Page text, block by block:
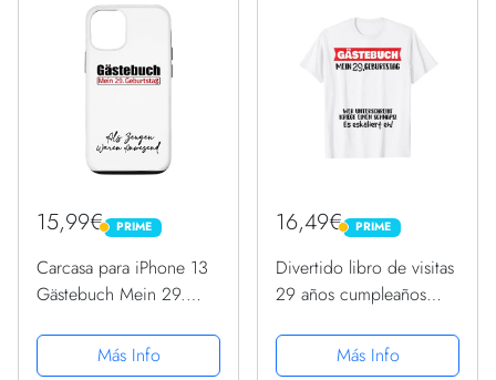
15,99€ PRIME
PRIME
Carcasa para iPhone 13
Gästebuch Mein 29.
visitas FirmaMás Info
16,49€ PRIME
PRIME
Divertido libro de visitas
29 años cumpleaños
Más Info